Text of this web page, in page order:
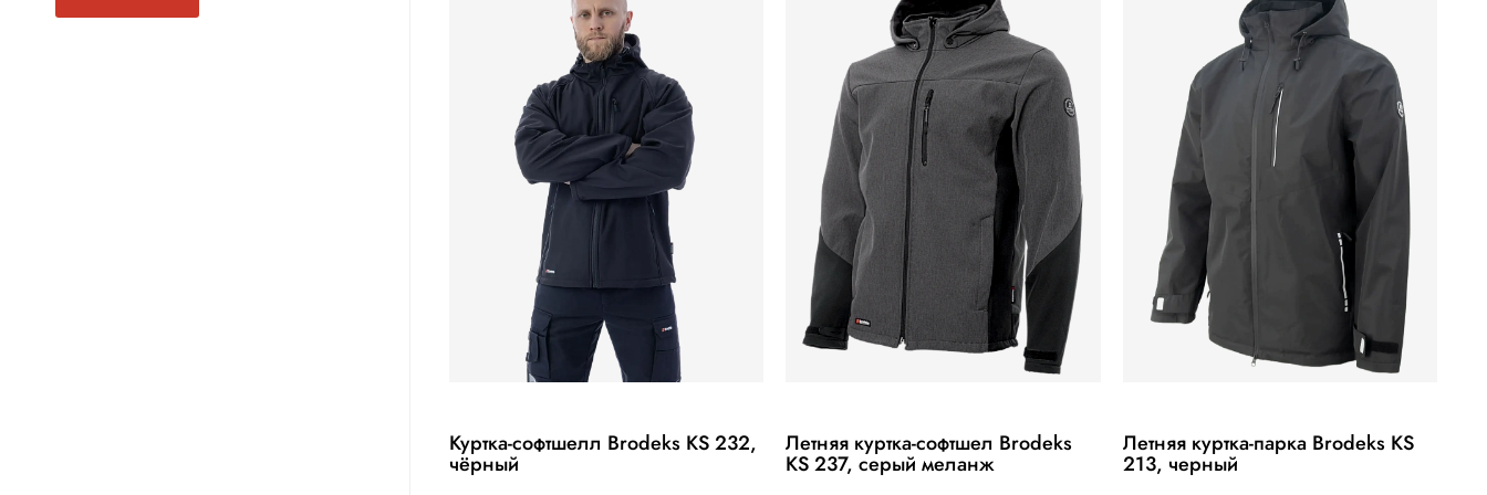
Куртка-софтшелл Brodeks KS 232,
чёрный
Летняя куртка-софтшел Brodeks
KS 237, серый меланж
Летняя куртка-парка Brodeks KS
213, черный